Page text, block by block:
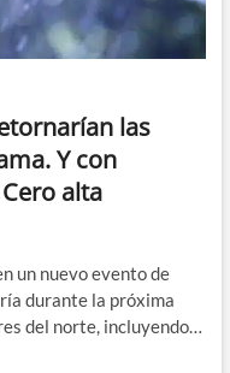
las
Y con
alta
un nuevo evento de
durante la próxima
del norte, incluyendo…